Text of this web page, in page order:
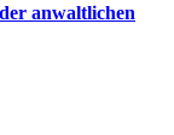
anwaltlichen